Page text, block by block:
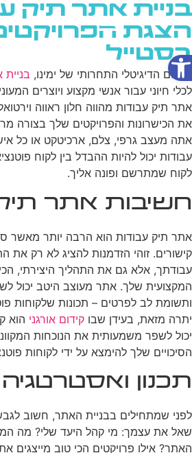
פתח סרגל נגישות
בניית אתר תיק
הצגת
בסטייל
בעולם הדיגיטלי התחרותי של ימינו,
לכלי חיוני עבור אנשי מקצוע ויוצרים
אתר תיק עבודות מהווה חלון ראווה
את הכישרונות והפרויקטים שלך בצורה
אתה מעצב גרפי, צלם, ארכיטקט או כל
עבודות יכול להיות ההבדל בין לקוח
לקוח שמתרשם ופונה אליך.
חשיבות אתר
אתר תיק עבודות הוא הרבה יותר מאשר
קישורים. זוהי הזדמנות להציג לא רק את
עבודתך, אלא גם את התהליך היצירתי,
המקצועית שלך. אתר מעוצב היטב יכול
ותשומת לב לפרטים – תכונות שלקוחות
יתרה מזאת, בעידן שבו קידום אורגני הוא
יכול לשפר משמעותית את הנוכחות
הסיכויים שלך להימצא על ידי לקוחות
תכנון ואסטרטגיה
לפני שמתחילים בבניית האתר, חשוב
שאל את עצמך: מי קהל היעד שלי? מה
האתר? אילו פרויקטים הכי טוב מייצגים